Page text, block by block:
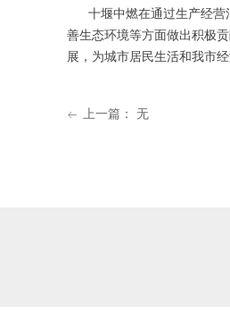
十堰中燃在通过生产经营
善生态环境等方面做出积极
展，为城市居民生活和我市
ꂃ 上一篇： 无